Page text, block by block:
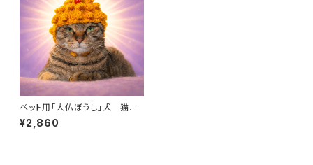
ペット用「大仏ぼうし」犬 猫
被り物 コスプレ 帽子 ぬい
活
¥2,860